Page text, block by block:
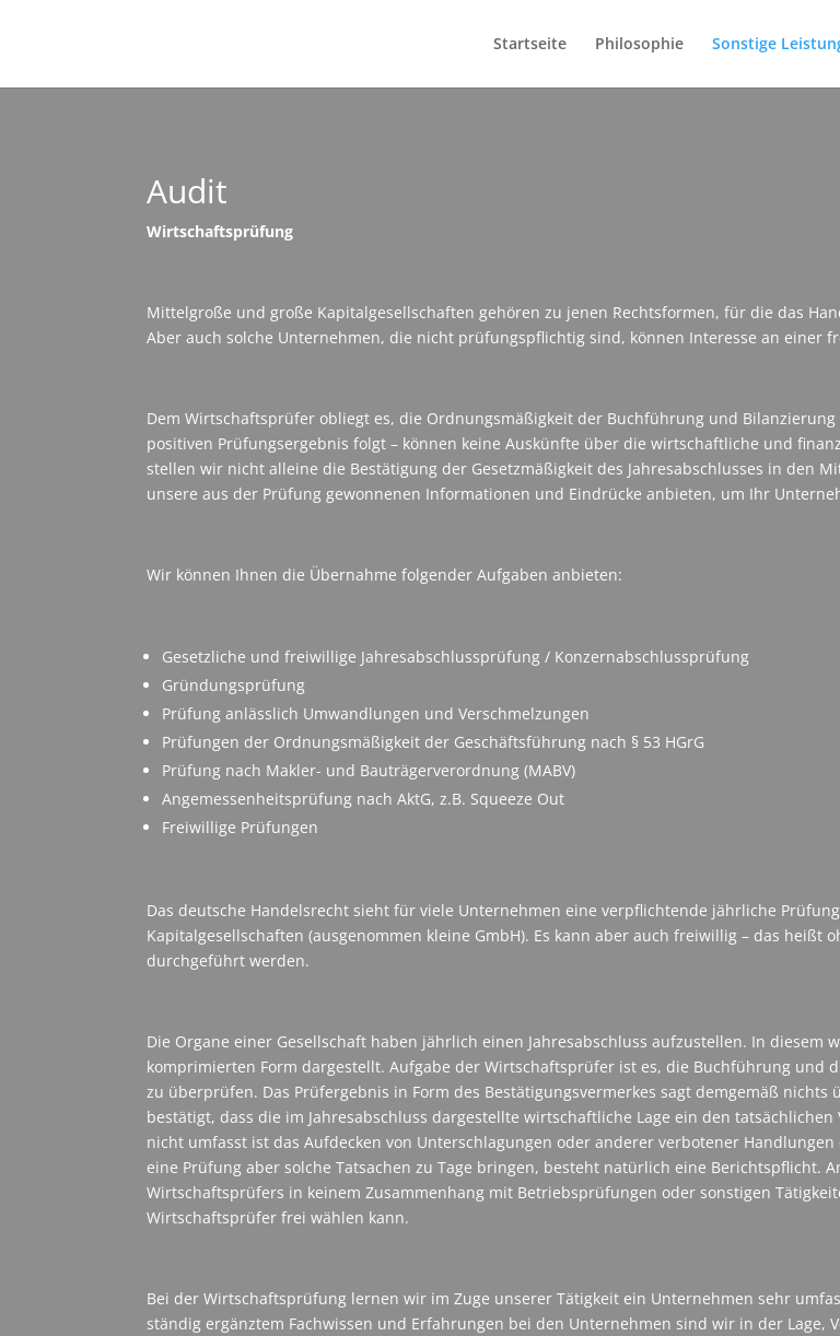
Startseite Philosophie Sonstige
Audit
Wirtschaftsprüfung
Mittelgroße und große Kapitalgesellschaften gehören zu jenen Rechtsformen, für die das
Aber auch solche Unternehmen, die nicht prüfungspflichtig sind, können Interesse an einer
Dem Wirtschaftsprüfer obliegt es, die Ordnungsmäßigkeit der Buchführung und
positiven Prüfungsergebnis folgt – können keine Auskünfte über die wirtschaftliche und
stellen wir nicht alleine die Bestätigung der Gesetzmäßigkeit des Jahresabschlusses in den
unsere aus der Prüfung gewonnenen Informationen und Eindrücke anbieten, um Ihr
Wir können Ihnen die Übernahme folgender Aufgaben anbieten:
Gesetzliche und freiwillige Jahresabschlussprüfung / Konzernabschlussprüfung
Gründungsprüfung
Prüfung anlässlich Umwandlungen und Verschmelzungen
Prüfungen der Ordnungsmäßigkeit der Geschäftsführung nach § 53 HGrG
Prüfung nach Makler- und Bauträgerverordnung (MABV)
Angemessenheitsprüfung nach AktG, z.B. Squeeze Out
Freiwillige Prüfungen
Das deutsche Handelsrecht sieht für viele Unternehmen eine verpflichtende jährliche
Kapitalgesellschaften (ausgenommen kleine GmbH). Es kann aber auch freiwillig – das heißt
durchgeführt werden.
Die Organe einer Gesellschaft haben jährlich einen Jahresabschluss aufzustellen. In
komprimierten Form dargestellt. Aufgabe der Wirtschaftsprüfer ist es, die Buchführung und
zu überprüfen. Das Prüfergebnis in Form des Bestätigungsvermerkes sagt demgemäß
bestätigt, dass die im Jahresabschluss dargestellte wirtschaftliche Lage ein den
nicht umfasst ist das Aufdecken von Unterschlagungen oder anderer verbotener
eine Prüfung aber solche Tatsachen zu Tage bringen, besteht natürlich eine Berichtspflicht.
Wirtschaftsprüfers in keinem Zusammenhang mit Betriebsprüfungen oder sonstigen
Wirtschaftsprüfer frei wählen kann.
Bei der Wirtschaftsprüfung lernen wir im Zuge unserer Tätigkeit ein Unternehmen sehr
ständig ergänztem Fachwissen und Erfahrungen bei den Unternehmen sind wir in der